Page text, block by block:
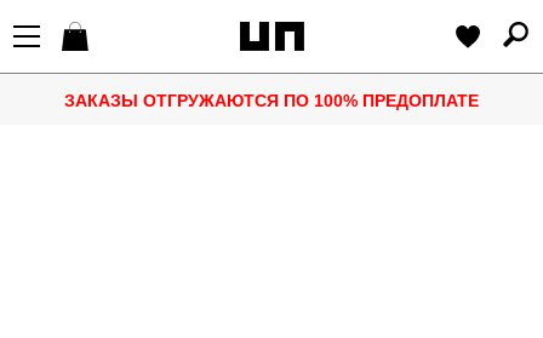
ЗАКАЗЫ ОТГРУЖАЮТСЯ ПО 100% ПРЕДОПЛАТЕ